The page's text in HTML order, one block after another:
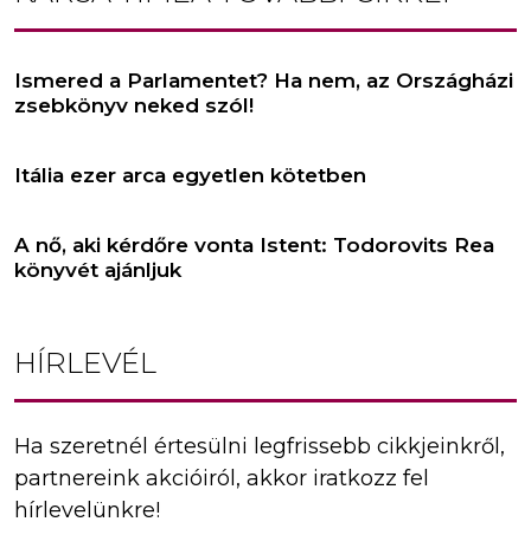
Ismered a Parlamentet? Ha nem, az Országházi
zsebkönyv neked szól!
Itália ezer arca egyetlen kötetben
A nő, aki kérdőre vonta Istent: Todorovits Rea
könyvét ajánljuk
HÍRLEVÉL
Ha szeretnél értesülni legfrissebb cikkjeinkről,
partnereink akcióiról, akkor iratkozz fel
hírlevelünkre!